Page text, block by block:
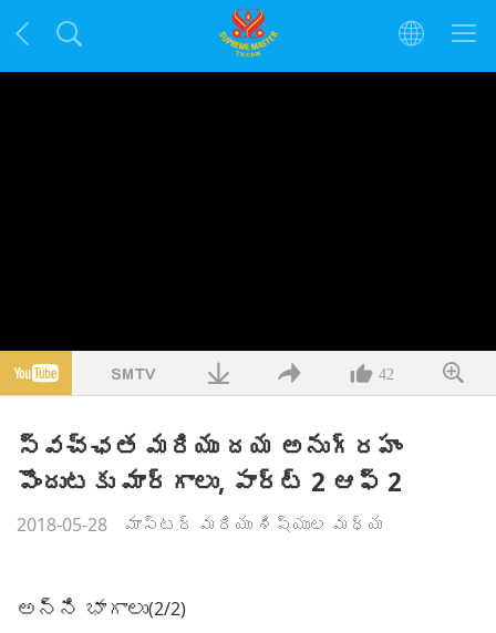
42
స్వచ్ఛత మరియు దయ అనుగ్రహం
పొందుటకు మార్గాలు, పార్ట్ 2 ఆఫ్ 2
2018-05-28 మాస్టర్ మరియు శిష్యుల మధ్య
అన్ని భాగాలు(2/2)